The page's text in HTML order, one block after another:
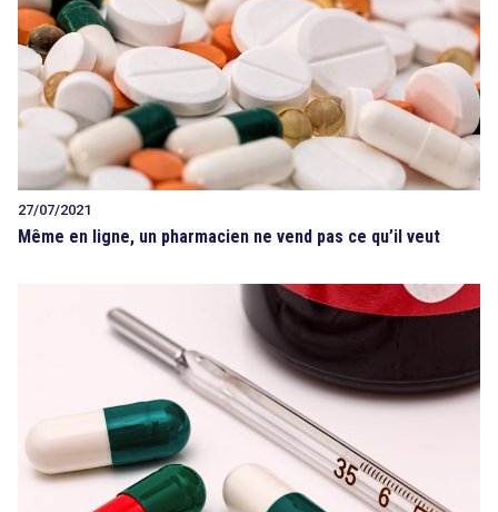
27/07/2021
Même en ligne, un pharmacien ne vend pas ce qu’il veut